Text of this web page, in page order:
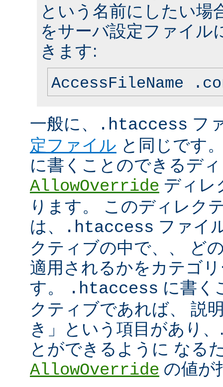
という名前にしたい場
をサーバ設定ファイル
きます:
AccessFileName
一般に、 .htaccess フ
定ファイル と同じです
に書くことのできるデ
AllowOverride ディレ
ります。 このディレク
は、
.htaccess ファイ
クティブの中で、、 ど
適用されるかをカテゴ
す。
.htaccess に書く
クティブであれば、 説
き」という項目があり
とができるように なる
AllowOverride の値が